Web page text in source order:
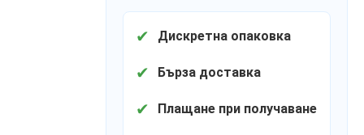
✔ Дискретна опаковка
✔ Бърза доставка
✔ Плащане при получаване